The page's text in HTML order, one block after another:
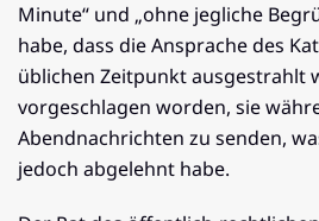
Minute“ und „ohne jegliche
habe, dass die Ansprache des
üblichen Zeitpunkt ausgestrahlt
vorgeschlagen worden, sie
Abendnachrichten zu senden,
jedoch abgelehnt habe.